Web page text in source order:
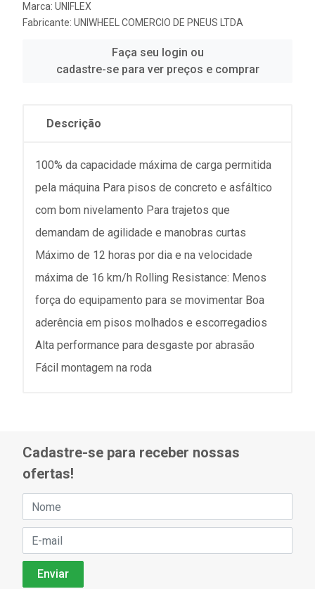
Marca: UNIFLEX
Fabricante: UNIWHEEL COMERCIO DE PNEUS LTDA
Faça seu login ou
cadastre-se para ver preços e comprar
Descrição
100% da capacidade máxima de carga permitida
pela máquina Para pisos de concreto e asfáltico
com bom nivelamento Para trajetos que
demandam de agilidade e manobras curtas
Máximo de 12 horas por dia e na velocidade
máxima de 16 km/h Rolling Resistance: Menos
força do equipamento para se movimentar Boa
aderência em pisos molhados e escorregadios
Alta performance para desgaste por abrasão
Fácil montagem na roda
Cadastre-se para receber nossas
ofertas!